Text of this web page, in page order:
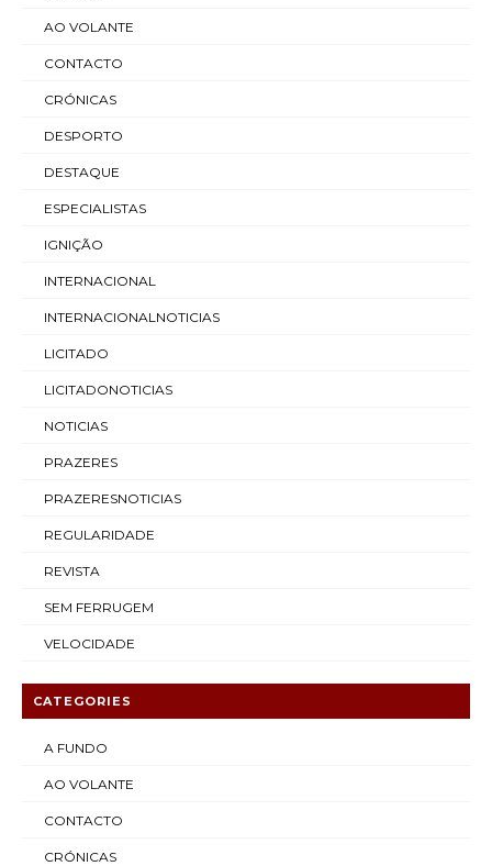
AO VOLANTE
CONTACTO
CRÓNICAS
DESPORTO
DESTAQUE
ESPECIALISTAS
IGNIÇÃO
INTERNACIONAL
INTERNACIONALNOTICIAS
LICITADO
LICITADONOTICIAS
NOTICIAS
PRAZERES
PRAZERESNOTICIAS
REGULARIDADE
REVISTA
SEM FERRUGEM
VELOCIDADE
CATEGORIES
A FUNDO
AO VOLANTE
CONTACTO
CRÓNICAS